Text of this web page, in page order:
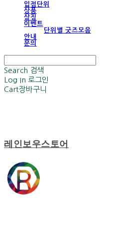
입점단위
상품
상징
이벤트
단위별 굿즈모음
안내
문의
Search 검색
Log In 로그인
Cart장바구니
레인보우스토어